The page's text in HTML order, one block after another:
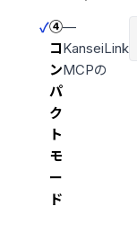
④
コ
ン
パ
ク
ト
モ
ー
ド
—
KanseiLink
MCPの